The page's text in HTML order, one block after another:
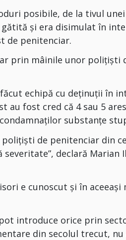
posibile, de la tivul
gătită şi era disimulat în
de penitenciar.
prin mâinile unor poliţişti
echipă cu deţinuţii în
au fost cred că 4 sau 5
substanţe
de penitenciar din
declară Marian
e cunoscut şi în
introduce orice prin
din secolul trecut, nu